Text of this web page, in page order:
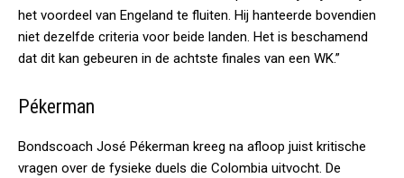
het voordeel van Engeland te fluiten. Hij hanteerde bovendien
niet dezelfde criteria voor beide landen. Het is beschamend
dat dit kan gebeuren in de achtste finales van een WK.”
Pékerman
Bondscoach José Pékerman kreeg na afloop juist kritische
vragen over de fysieke duels die Colombia uitvocht. De